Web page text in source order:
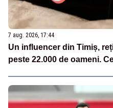
7 aug. 2026, 17:44
Un influencer din Timiș,
peste 22.000 de oameni.